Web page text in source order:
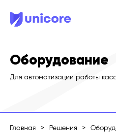
Оборудование
Для автоматизации работы
Главная > Решения >